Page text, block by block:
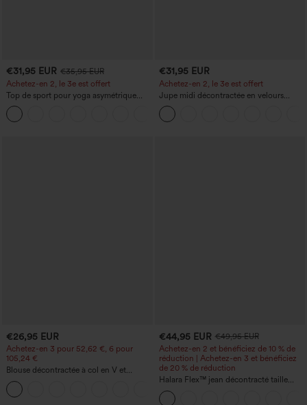
€31,95 EUR €35,95 EUR
Achetez-en 2, le 3e est offert
Top de sport pour yoga asymétrique
(une épaule) à manches longues avec
ouverture pour le pouce, ourlet arrondi
haut-bas, séchage rapide, soutien-gorge
€31,95 EUR
Achetez-en 2, le 3e est offert
Jupe midi décontractée en velours
côtelé, taille mi-haute, poches avant
latérales à rabat
€26,95 EUR
Achetez-en 3 pour 52,62 €, 6 pour
105,24 €
Blouse décontractée à col en V et
manches courtes bouffantes
€44,95 EUR €49,95 EUR
Achetez-en 2 et bénéficiez de 10 % de
réduction | Achetez-en 3 et bénéficiez
de 20 % de réduction
Halara Flex™ jean décontracté taille
haute, large, avec poches, ourlet
retroussé et effet délavé